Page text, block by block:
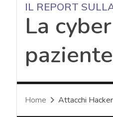
IL REPORT
La
Home Attacchi